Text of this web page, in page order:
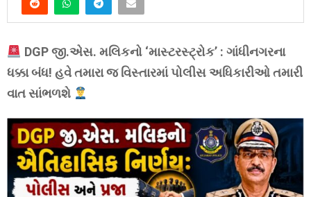
DGP જી.એસ. મલિકનો ‘માસ્ટરસ્ટ્રોક’ : ગાંધીનગરના
ધક્કા બંધ! હવે તમારા જ વિસ્તારમાં પોલીસ અધિકારીઓ તમારી
વાત સાંભળશે